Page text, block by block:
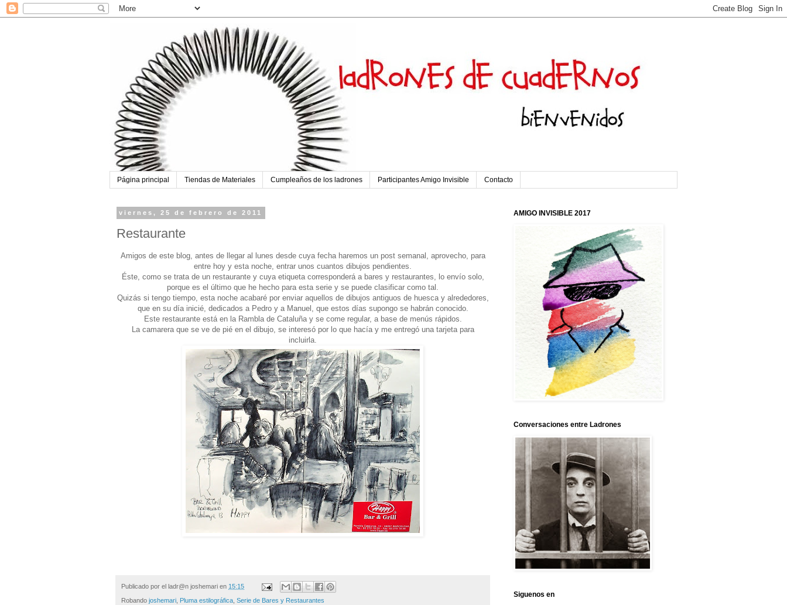
Página principal Tiendas de Materiales Cumpleaños de los ladrones Participantes Amigo Invisible Contacto
viernes, 25 de febrero de 2011
Restaurante
Amigos de este blog, antes de llegar al lunes desde cuya fecha haremos un post semanal, aprovecho, para
entre hoy y esta noche, entrar unos cuantos dibujos pendientes.
Éste, como se trata de un restaurante y cuya etiqueta corresponderá a bares y restaurantes, lo envío solo,
porque es el último que he hecho para esta serie y se puede clasificar como tal.
Quizás si tengo tiempo, esta noche acabaré por enviar aquellos de dibujos antiguos de huesca y alrededores,
que en su día inicié, dedicados a Pedro y a Manuel, que estos días supongo se habrán conocido.
Este restaurante está en la Rambla de Cataluña y se come regular, a base de menús rápidos.
La camarera que se ve de pié en el dibujo, se interesó por lo que hacía y me entregó una tarjeta para
incluirla.
Publicado por el ladr@n joshemari en 15:15
Robando joshemari, Pluma estilográfica, Serie de Bares y Restaurantes
AMIGO INVISIBLE 2017
Conversaciones entre Ladrones
Siguenos en